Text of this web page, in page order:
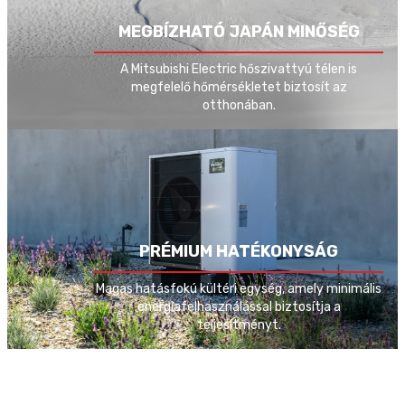
SCOP 4.73
Üzemmódok
Fűtés, hűtés és használati
MEGBÍZHATÓ JAPÁN MINŐSÉG
A Mitsubishi Electric hőszivattyú télen is
megfelelő hőmérsékletet biztosít az
otthonában.
PRÉMIUM HATÉKONYSÁG
Magas hatásfokú kültéri egység, amely minimális
energiafelhasználással biztosítja a
teljesítményt.